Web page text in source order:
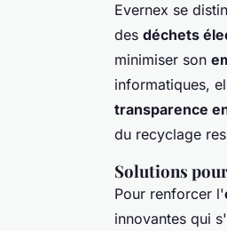
Evernex se
des déchets
minimiser son
informatiques,
transparence
du recyclage
Solutions
Pour renforcer l'
innovantes qui